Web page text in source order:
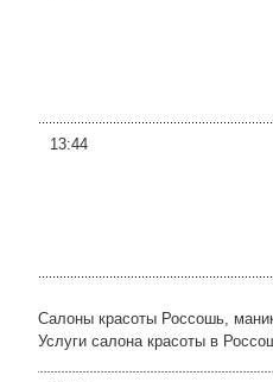
13:44
Салоны красоты Россошь,
Услуги салона красоты в